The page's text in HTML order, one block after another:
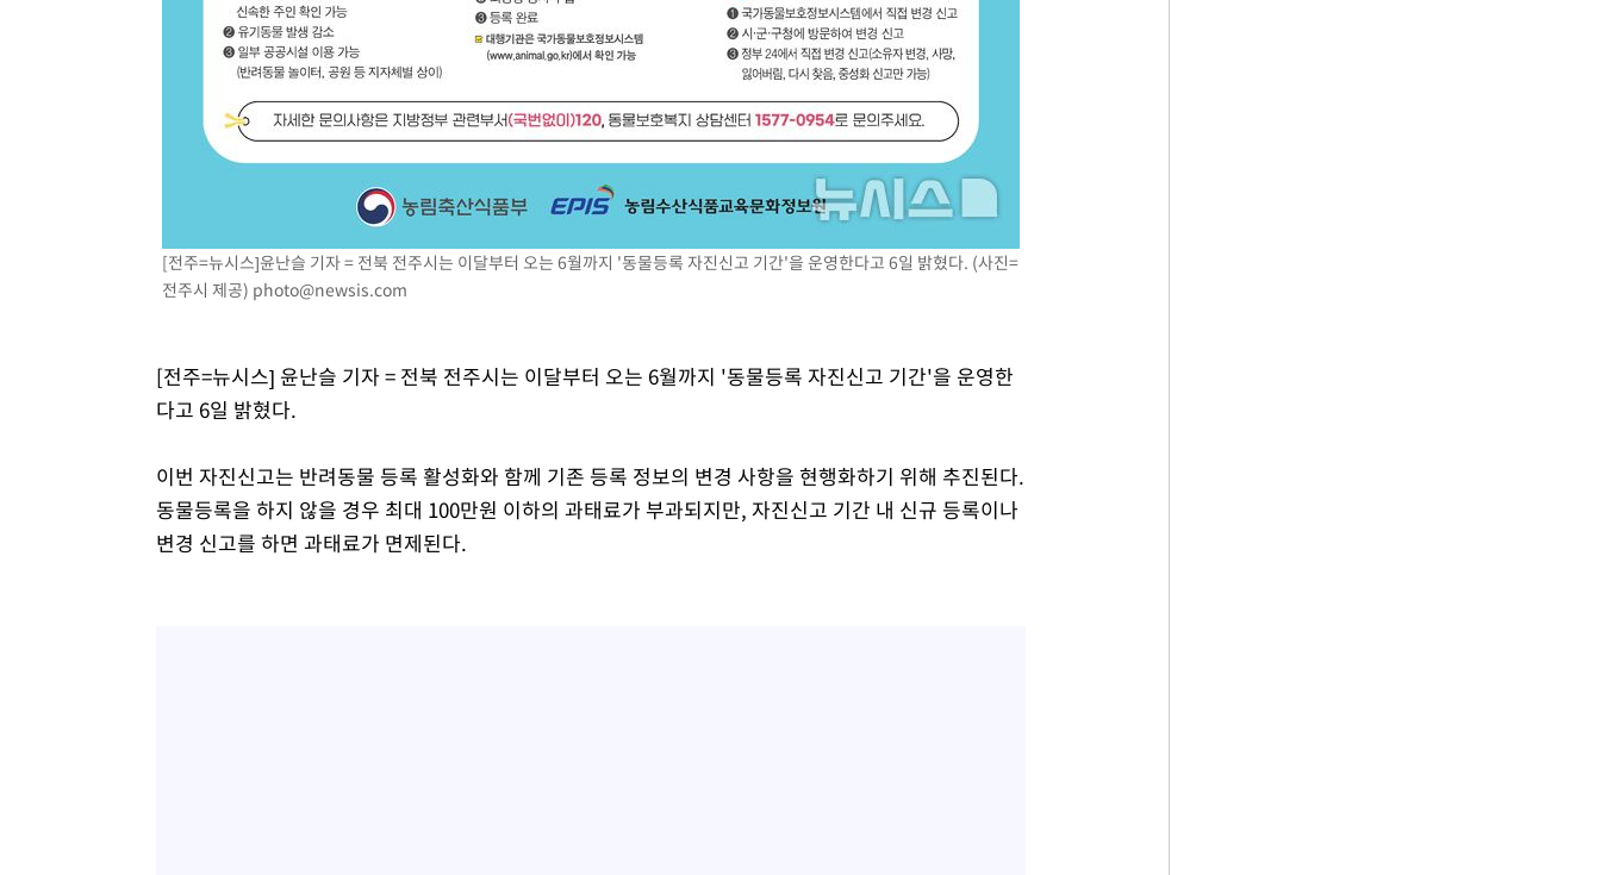
[전주=뉴시스]윤난슬 기자 = 전북 전주시는 이달부터 오는 6월까지 '동물등록 자진신고 기간'을 운영한다고 6일 밝혔다. (사진=
전주시 제공) photo@newsis.com
[전주=뉴시스] 윤난슬 기자 = 전북 전주시는 이달부터 오는 6월까지 '동물등록 자진신고 기간'을 운영한
다고 6일 밝혔다.
이번 자진신고는 반려동물 등록 활성화와 함께 기존 등록 정보의 변경 사항을 현행화하기 위해 추진된다.
동물등록을 하지 않을 경우 최대 100만원 이하의 과태료가 부과되지만, 자진신고 기간 내 신규 등록이나
변경 신고를 하면 과태료가 면제된다.